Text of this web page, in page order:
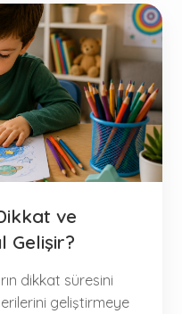
ve
Gelişir?
dikkat süresini
geliştirmeye